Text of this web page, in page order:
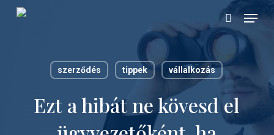
Skip
search
Menu
szerződés tippek vállalkozás
Ezt a hibát ne kövesd el